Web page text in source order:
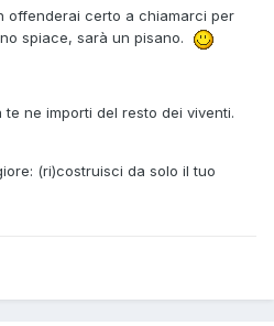
offenderai certo a chiamarci per
spiace, sarà un pisano.
ne importi del resto dei viventi.
(ri)costruisci da solo il tuo